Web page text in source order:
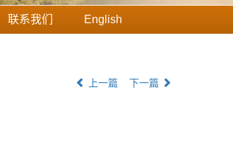
联系我们 English
上一篇 下一篇